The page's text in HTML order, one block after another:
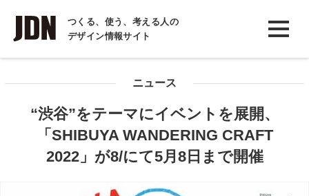
つくる、使う、考える人の
デザイン情報サイト
INTERVIEW
インタビュー
COLUMN
コラム
ニュース
“渋谷”をテーマにイベントを展開、
「SHIBUYA WANDERING CRAFT
2022」が8/にて5月8日まで開催